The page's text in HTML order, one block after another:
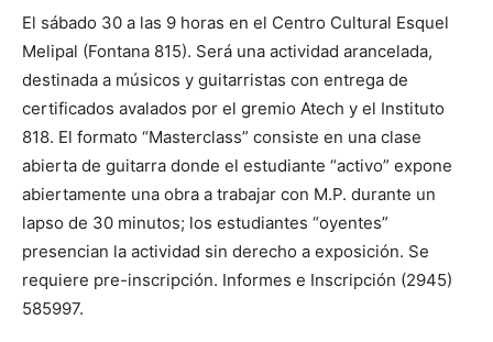
El sábado 30 a las 9 horas en el Centro Cultural Esquel
Melipal (Fontana 815). Será una actividad arancelada,
destinada a músicos y guitarristas con entrega de
certificados avalados por el gremio Atech y el Instituto
818. El formato “Masterclass” consiste en una clase
abierta de guitarra donde el estudiante “activo” expone
abiertamente una obra a trabajar con M.P. durante un
lapso de 30 minutos; los estudiantes “oyentes”
presencian la actividad sin derecho a exposición. Se
requiere pre-inscripción. Informes e Inscripción (2945)
585997.